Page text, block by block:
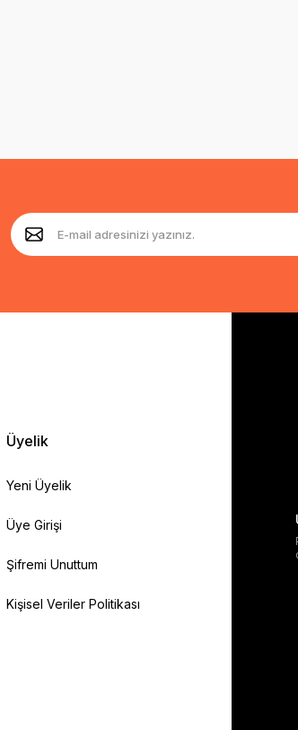
Üyelik
Yeni Üyelik
Üye Girişi
Şifremi Unuttum
Kişisel Veriler Politikası